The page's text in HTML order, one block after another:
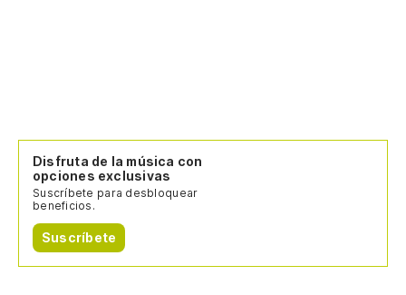
Disfruta de la música con
opciones exclusivas
Suscríbete para desbloquear
beneficios.
Suscríbete